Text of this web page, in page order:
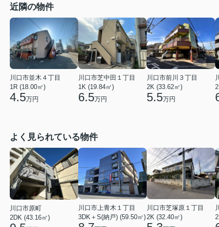
近隣の物件
川口市並木４丁目
1R (18.00㎡)
4.5万円
川口市芝中田１丁目
1K (19.84㎡)
6.5万円
川口市前川３丁目
2K (33.62㎡)
5.5万円
よく見られている物件
川口市原町
2DK (43.16㎡)
川口市上青木１丁目
3DK＋S(納戸) (59.50㎡)
川口市芝塚原１丁目
2K (32.40㎡)